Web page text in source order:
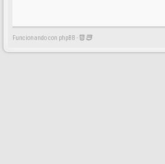
Funcionando con phpBB -